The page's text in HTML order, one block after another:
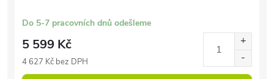
Do 5-7 pracovních dnů odešleme
5 599 Kč
4 627 Kč bez DPH